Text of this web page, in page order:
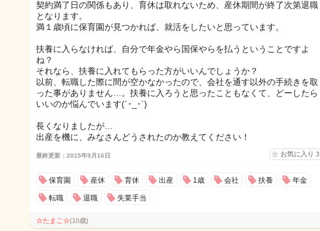
契約満了日の関係もあり、育休は取れないため、産休期間が終了次第退職
となります。
満１歳頃に保育園が見つかれば、就活をしたいと思っています。
扶養に入らなければ、自分で年金やら国保やらを払うということですよ
ね？
それなら、扶養に入れてもらった方がいいんでしょうか？
以前、転職した際に間が空かなかったので、会社を通す以外の手続きを取
った事がありません…。扶養に入ろうと思ったこともなくて、どーしたら
いいのか悩んでいます(´･_･`)
長くなりましたが…
出産を機に、みなさんどうされたのか教えてください！
最終更新：2015年9月16日 お気に入り 3
保育園 産休 育休 出産 1歳 会社 扶養 年金
転職 退職 失業手当
☆たまこ☆(10歳)